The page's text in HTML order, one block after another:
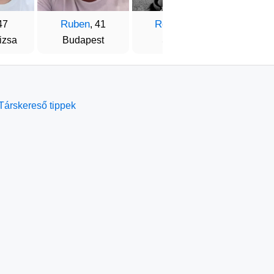
Ruben, 41
Budapest
Robert
tippek